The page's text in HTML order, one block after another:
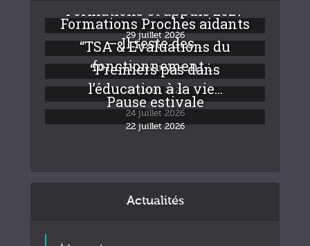
Formations et appuis 2027
29 juillet 2026
Formations Proches aidants
– Il reste des...
24 juillet 2026
“TSA & Evaluations du
fonctionnement :...
24 juillet 2026
“Premiers pas dans
l’éducation à la vie...
24 juillet 2026
Pause estivale
22 juillet 2026
Actualités